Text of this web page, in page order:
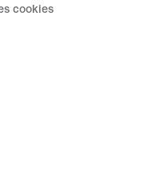
cookies